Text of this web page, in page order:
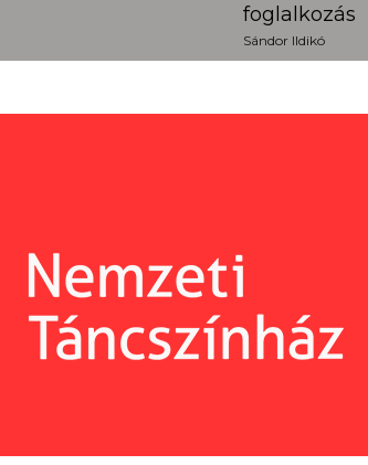
foglalkozás
Sándor Ildikó